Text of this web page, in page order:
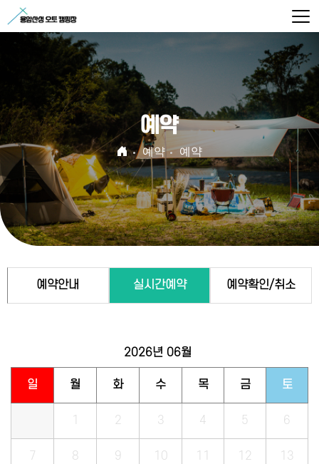
예약
예약 예약
예약안내 실시간예약 예약확인/취소
2026년 06월
일 월 화 수 목 금 토
1 2 3 4 5 6
7 8 9 10 11 12 13